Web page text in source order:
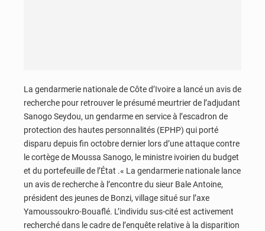
La gendarmerie nationale de Côte d’Ivoire a lancé un avis de
recherche pour retrouver le présumé meurtrier de l’adjudant
Sanogo Seydou, un gendarme en service à l’escadron de
protection des hautes personnalités (EPHP) qui porté
disparu depuis fin octobre dernier lors d’une attaque contre
le cortège de Moussa Sanogo, le ministre ivoirien du budget
et du portefeuille de l’État .« La gendarmerie nationale lance
un avis de recherche à l’encontre du sieur Bale Antoine,
président des jeunes de Bonzi, village situé sur l’axe
Yamoussoukro-Bouaflé. L’individu sus-cité est activement
recherché dans le cadre de l’enquête relative à la disparition